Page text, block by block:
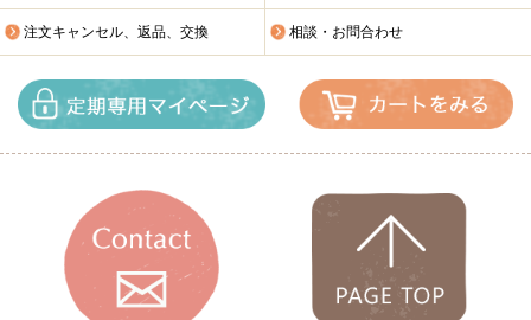
注文キャンセル、返品、交換 相談・お問合わせ